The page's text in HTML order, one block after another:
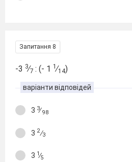
Запитання 8
-3 3∕7 : (- 1 1 ∕14)
варіанти відповідей
3 3∕ 98
3 2∕3
3 1∕5